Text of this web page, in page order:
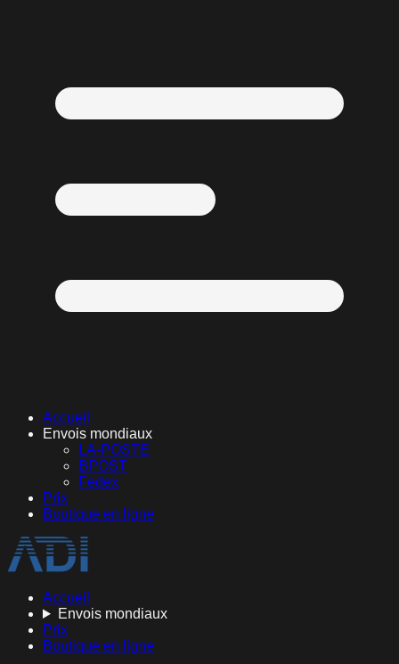
Accueil
Envois mondiaux
LA-POSTE
BPOST
Fedex
Prix
Boutique en ligne
Accueil
Envois mondiaux
Prix
Boutique en ligne